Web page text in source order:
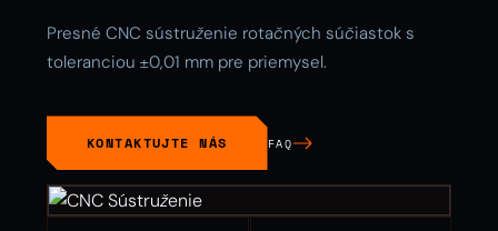
Presné CNC sústruženie rotačných súčiastok s
toleranciou ±0,01 mm pre priemysel.
KONTAKTUJTE NÁS FAQ